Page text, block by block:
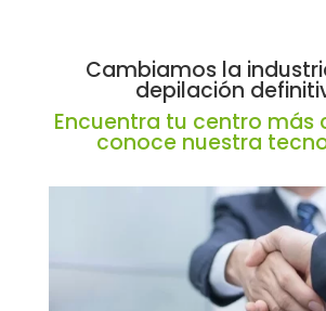
Cambiamos la
depilación
Encuentra tu centro más
conoce nuestra